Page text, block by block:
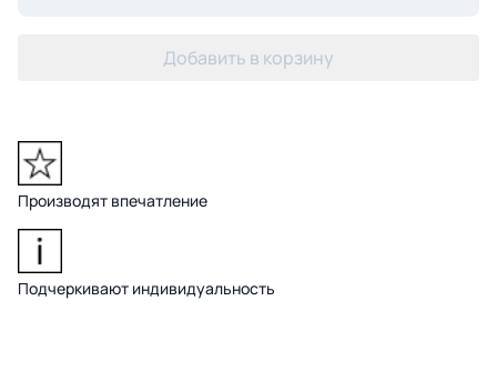
Добавить в корзину
Производят впечатление
Подчеркивают индивидуальность